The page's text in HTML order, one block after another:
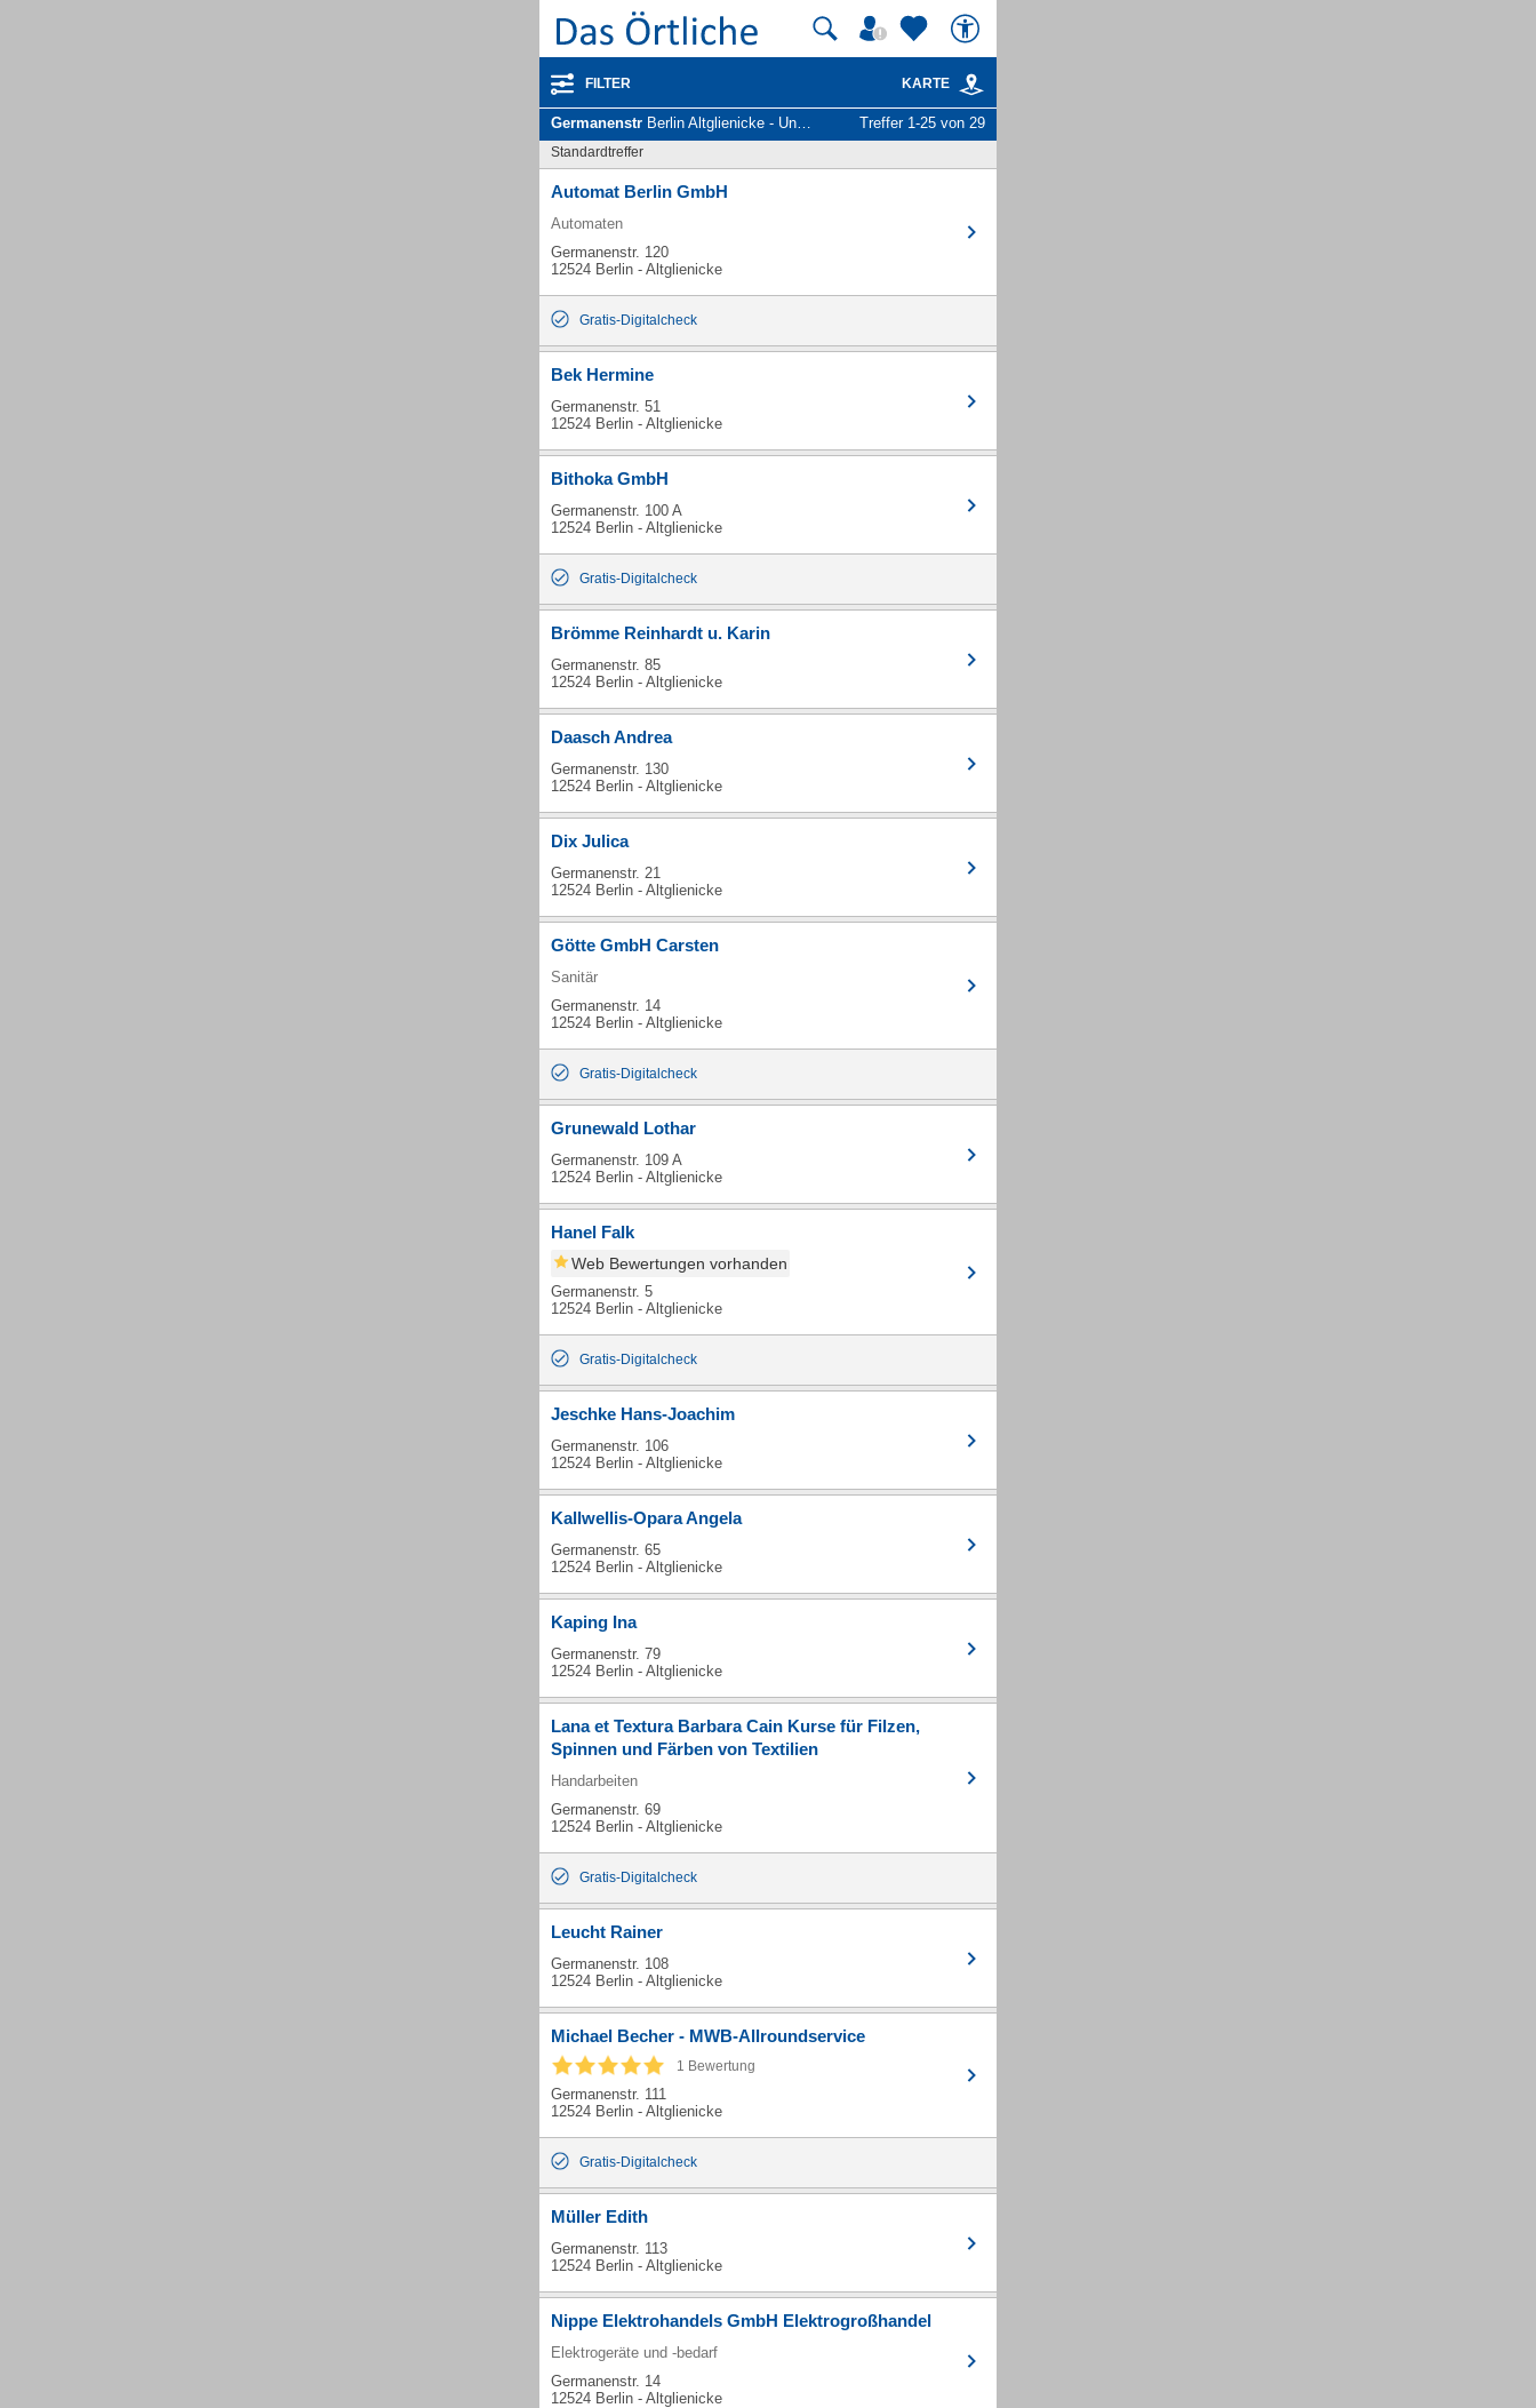
FILTER KARTE
Germanenstr Berlin Altglienicke - Unternehmen und Personen Treffer 1-25 von 29
Standardtreffer
Automat Berlin GmbH
Automaten
Germanenstr. 120
12524 Berlin - Altglienicke
Gratis-Digitalcheck
Bek Hermine
Germanenstr. 51
12524 Berlin - Altglienicke
Bithoka GmbH
Germanenstr. 100 A
12524 Berlin - Altglienicke
Gratis-Digitalcheck
Brömme Reinhardt u. Karin
Germanenstr. 85
12524 Berlin - Altglienicke
Daasch Andrea
Germanenstr. 130
12524 Berlin - Altglienicke
Dix Julica
Germanenstr. 21
12524 Berlin - Altglienicke
Götte GmbH Carsten
Sanitär
Germanenstr. 14
12524 Berlin - Altglienicke
Gratis-Digitalcheck
Grunewald Lothar
Germanenstr. 109 A
12524 Berlin - Altglienicke
Hanel Falk
Web Bewertungen vorhanden
Germanenstr. 5
12524 Berlin - Altglienicke
Gratis-Digitalcheck
Jeschke Hans-Joachim
Germanenstr. 106
12524 Berlin - Altglienicke
Kallwellis-Opara Angela
Germanenstr. 65
12524 Berlin - Altglienicke
Kaping Ina
Germanenstr. 79
12524 Berlin - Altglienicke
Lana et Textura Barbara Cain Kurse für Filzen,
Spinnen und Färben von Textilien
Handarbeiten
Germanenstr. 69
12524 Berlin - Altglienicke
Gratis-Digitalcheck
Leucht Rainer
Germanenstr. 108
12524 Berlin - Altglienicke
Michael Becher - MWB-Allroundservice
1 Bewertung
Germanenstr. 111
12524 Berlin - Altglienicke
Gratis-Digitalcheck
Müller Edith
Germanenstr. 113
12524 Berlin - Altglienicke
Nippe Elektrohandels GmbH Elektrogroßhandel
Elektrogeräte und -bedarf
Germanenstr. 14
12524 Berlin - Altglienicke